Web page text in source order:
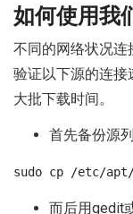
如何使用我
不同的网络状况连
验证以下源的连接
大批下载时间。
首先备份源
sudo cp /etc/
而后用gedit